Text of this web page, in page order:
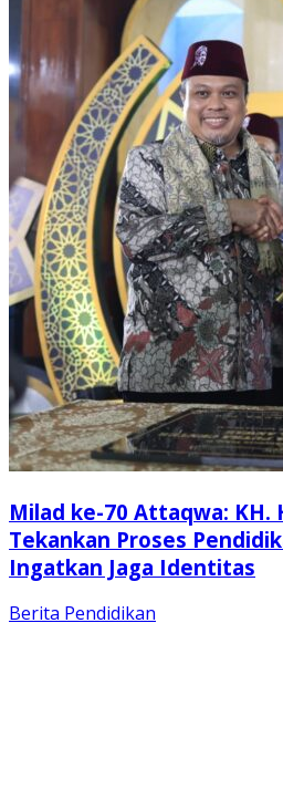
Milad ke-70 Attaqwa: KH.
Tekankan Proses
Ingatkan Jaga Identitas
Berita Pendidikan